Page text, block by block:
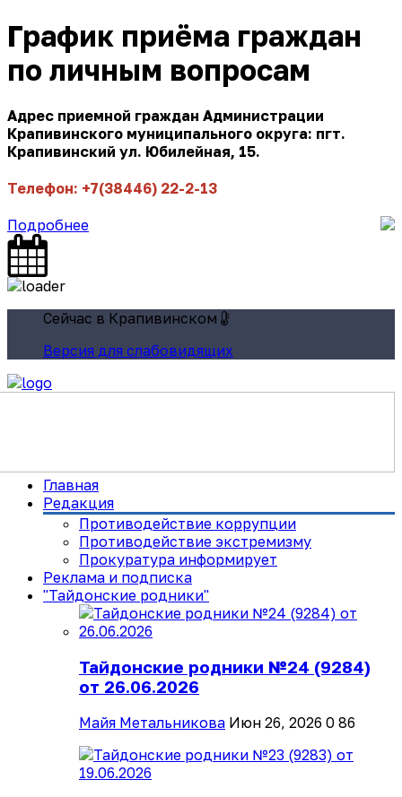
График приёма граждан
по личным вопросам
Адрес приемной граждан Администрации
Крапивинского муниципального округа: пгт.
Крапивинский ул. Юбилейная, 15.
Телефон: +7(38446) 22-2-13
Подробнее
Сейчас в Крапивинском
Версия для слабовидящих
Главная
Редакция
Противодействие коррупции
Противодействие экстремизму
Прокуратура информирует
Реклама и подписка
"Тайдонские родники"
Тайдонские родники №24 (9284)
от 26.06.2026
Майя Метальникова Июн 26, 2026 0 86